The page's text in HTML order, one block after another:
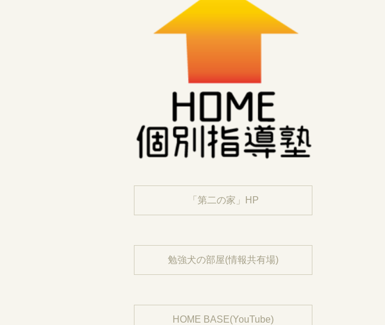
「第二の家」HP
勉強犬の部屋(情報共有場)
HOME BASE(YouTube)